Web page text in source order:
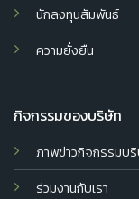
นักลงทุนสัมพันธ์
ความยั่งยืน
กิจกรรมของบริษัท
ภาพข่าวกิจกรรมบ
ร่วมงานกับเรา